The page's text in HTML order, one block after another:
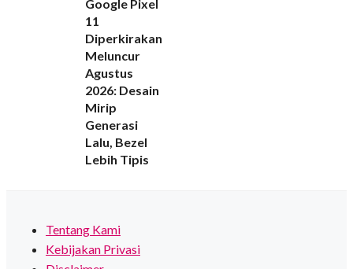
Google Pixel
11
Diperkirakan
Meluncur
Agustus
2026: Desain
Mirip
Generasi
Lalu, Bezel
Lebih Tipis
Tentang Kami
Kebijakan Privasi